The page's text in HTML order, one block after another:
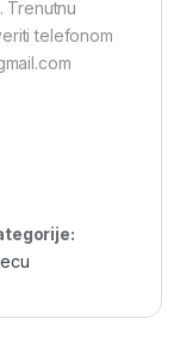
Trenutnu
telefonom